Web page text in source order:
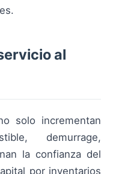
al
solo incrementan
demurrage,
la confianza del
por inventarios